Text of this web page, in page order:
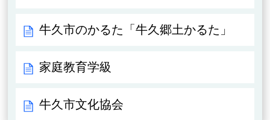
牛久市のかるた「牛久郷土かるた」
家庭教育学級
牛久市文化協会